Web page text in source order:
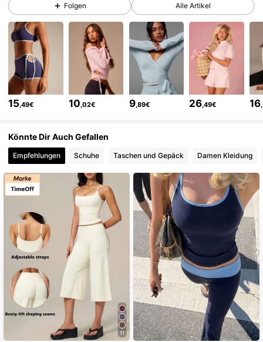
4,78 566K Follower
566K Follower
566K Follower
4,78
566K Follower
4,78 566K Follower
4,78
4,78 566K Follower
Folgen Alle Artikel
15 ,49€ 10 ,02€ 9,89€ 26 ,49€ 16
Könnte Dir Auch Gefallen
Empfehlungen Schuhe Taschen und Gepäck Damen Kleidung
11